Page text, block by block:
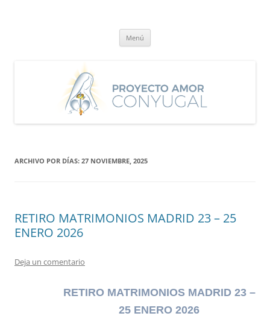
Menú
ARCHIVO POR DÍAS: 27 NOVIEMBRE, 2025
RETIRO MATRIMONIOS MADRID 23 – 25
ENERO 2026
Deja un comentario
RETIRO MATRIMONIOS MADRID 23 –
25 ENERO 2026